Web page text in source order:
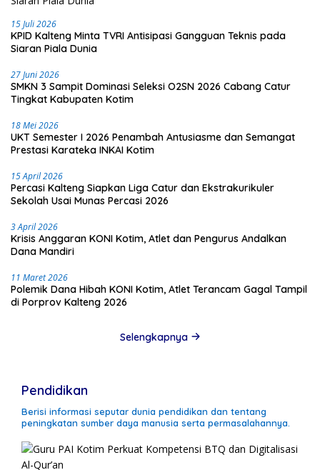
15 Juli 2026
KPID Kalteng Minta TVRI Antisipasi Gangguan Teknis pada
Siaran Piala Dunia
27 Juni 2026
SMKN 3 Sampit Dominasi Seleksi O2SN 2026 Cabang Catur
Tingkat Kabupaten Kotim
18 Mei 2026
UKT Semester I 2026 Penambah Antusiasme dan Semangat
Prestasi Karateka INKAI Kotim
15 April 2026
Percasi Kalteng Siapkan Liga Catur dan Ekstrakurikuler
Sekolah Usai Munas Percasi 2026
3 April 2026
Krisis Anggaran KONI Kotim, Atlet dan Pengurus Andalkan
Dana Mandiri
11 Maret 2026
Polemik Dana Hibah KONI Kotim, Atlet Terancam Gagal Tampil
di Porprov Kalteng 2026
Selengkapnya
Pendidikan
Berisi informasi seputar dunia pendidikan dan tentang
peningkatan sumber daya manusia serta permasalahannya.